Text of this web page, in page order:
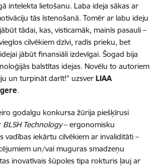
intelekta lietošanu. Laba ideja sākas ar
tās īstenošanā. Tomēr ar labu ideju
tādai, kas, visticamāk, mainīs pasauli –
cilvēkiem dzīvi, radīs prieku, bet
jābūt finansiāli izdevīgai. Šogad bija
balstītas idejas. Novēlu to autoriem
un turpināt darīt!” uzsver LIAA
.
godalgu konkursa žūrija piešķīrusi
BLSH Technology– ergonomisku
vadības iekārtu cilvēkiem ar invaliditāti –
un/vai muguras smadzeņu
inovatīvais šūpoles tipa rokturis ļauj ar